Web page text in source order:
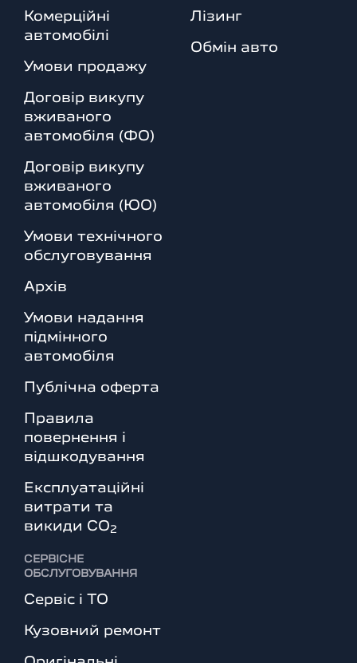
Комерційні
автомобілі
Умови продажу
Договір викупу
вживаного
автомобіля (ФО)
Договір викупу
вживаного
автомобіля (ЮО)
Умови технічного
обслуговування
Архів
Умови надання
підмінного
автомобіля
Публічна оферта
Правила
повернення і
відшкодування
Експлуатаційні
витрати та
викиди СО2
Лізинг
Обмін авто
СЕРВІСНЕ
ОБСЛУГОВУВАННЯ
Сервіс і ТО
Кузовний ремонт